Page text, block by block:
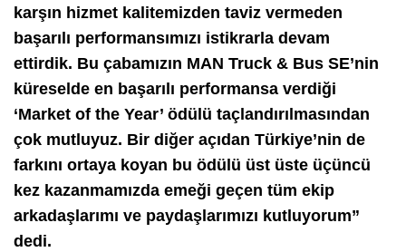
karşın hizmet kalitemizden taviz vermeden
başarılı performansımızı istikrarla devam
ettirdik. Bu çabamızın MAN Truck & Bus SE’nin
küreselde en başarılı performansa verdiği
‘Market of the Year’ ödülü taçlandırılmasından
çok mutluyuz. Bir diğer açıdan Türkiye’nin de
farkını ortaya koyan bu ödülü üst üste üçüncü
kez kazanmamızda emeği geçen tüm ekip
arkadaşlarımı ve paydaşlarımızı kutluyorum”
dedi.